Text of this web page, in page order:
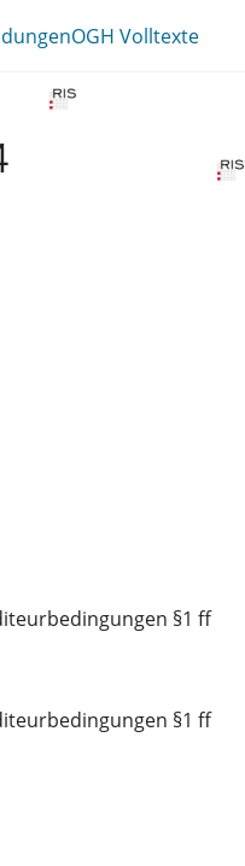
OGH Volltexte
§1 ff
§1 ff